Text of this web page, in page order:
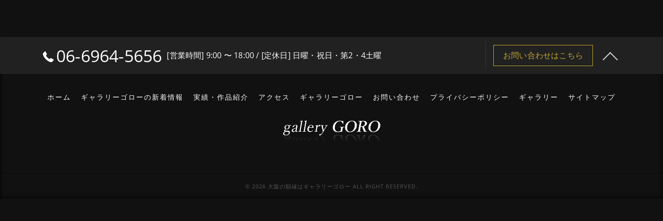
06-6964-5656 [営業時間] 9:00 〜 18:00 / [定休日] 日曜・祝日・第2・4土曜 お問い合わせはこちら
ホーム ギャラリーゴローの新着情報 実績・作品紹介 アクセス ギャラリーゴロー お問い合わせ プライバシーポリシー ギャラリー サイトマップ
© 2026 大阪の額縁はギャラリーゴロー ALL RIGHT RESERVED.